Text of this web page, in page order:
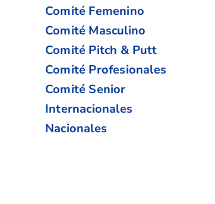
Comité Femenino
Comité Masculino
Comité Pitch & Putt
Comité Profesionales
Comité Senior
Internacionales
Nacionales